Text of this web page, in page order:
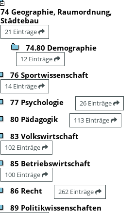
74 Geographie, Raumordnung,
Städtebau
21 Einträge
74.80 Demographie
12 Einträge
76 Sportwissenschaft
14 Einträge
77 Psychologie 26 Einträge
80 Pädagogik 113 Einträge
83 Volkswirtschaft
102 Einträge
85 Betriebswirtschaft
100 Einträge
86 Recht 262 Einträge
89 Politikwissenschaften